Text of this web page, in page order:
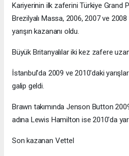
Kariyerinin ilk zaferini Türkiye Grand
Brezilyalı Massa, 2006, 2007 ve 2008
yarışın kazananı oldu.
Büyük Britanyalılar iki kez zafere
İstanbul'da 2009 ve 2010'daki
galip geldi.
Brawn takımında Jenson Button
adına Lewis Hamilton ise 2010'da
Son kazanan Vettel